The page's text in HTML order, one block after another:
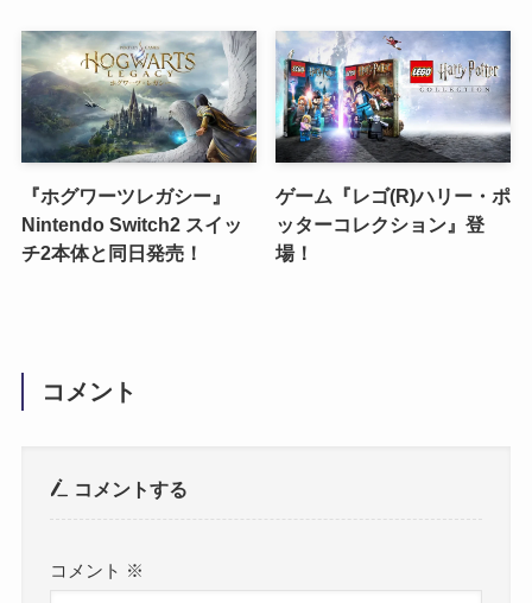
『ホグワーツレガシー』
Nintendo Switch2 スイッ
チ2本体と同日発売！
ゲーム『レゴ(R)ハリー・ポ
ッターコレクション』登
場！
コメント
コメントする
コメント ※